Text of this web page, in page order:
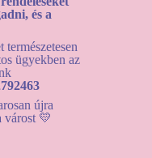
kinézet és
döntés volt ezt a
és a
természetesen
ügyekben az
újra
várost 💛